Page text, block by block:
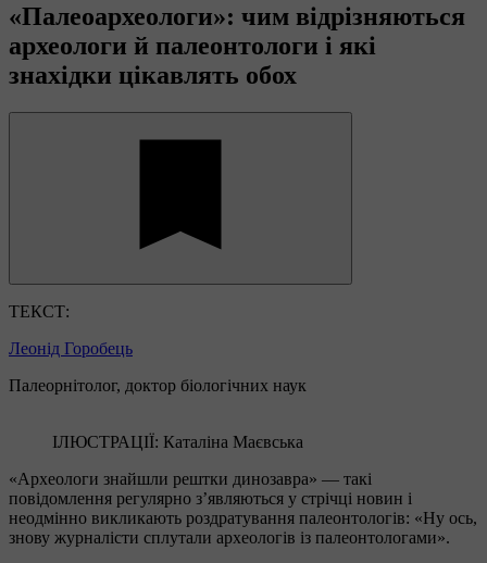
«Палеоархеологи»: чим відрізняються
археологи й палеонтологи і які
знахідки цікавлять обох
ТЕКСТ:
Леонід Горобець
Палеорнітолог, доктор біологічних наук
ІЛЮСТРАЦІЇ: Каталіна Маєвська
«Археологи знайшли рештки динозавра» — такі
повідомлення регулярно з’являються у стрічці новин і
неодмінно викликають роздратування палеонтологів: «Ну ось,
знову журналісти сплутали археологів із палеонтологами».